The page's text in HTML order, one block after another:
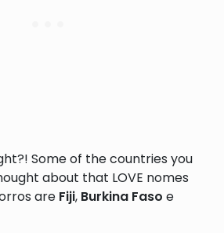
Some of the countries you
about that LOVE nomes
are Fiji, Burkina Faso e